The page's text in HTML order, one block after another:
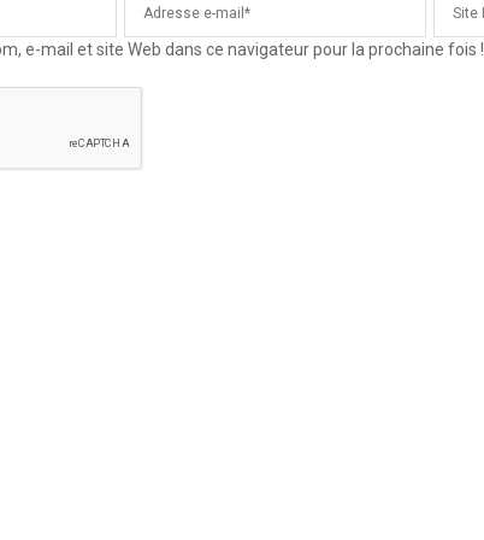
e-mail et site Web dans ce navigateur pour la prochaine fois !